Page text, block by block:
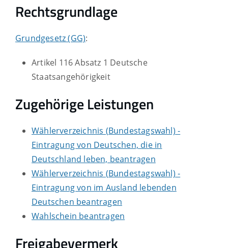
Rechtsgrundlage
Grundgesetz (GG):
Artikel 116 Absatz 1 Deutsche
Staatsangehörigkeit
Zugehörige Leistungen
Wählerverzeichnis (Bundestagswahl) -
Eintragung von Deutschen, die in
Deutschland leben, beantragen
Wählerverzeichnis (Bundestagswahl) -
Eintragung von im Ausland lebenden
Deutschen beantragen
Wahlschein beantragen
Freigabevermerk